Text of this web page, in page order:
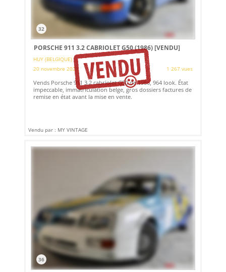
32
PORSCHE 911 3.2 CABRIOLET G50 (1986)[VENDU]
HUY (BELGIQUE)
20 novembre 2021
1 267 vues
Vends Porsche 911 3.2 cabriolet G50 de 1986, 964 look. État
impeccable, immatriculation belge, gros dossiers factures de
remise en état avant la mise en vente.
Vendu par : MY VINTAGE
36